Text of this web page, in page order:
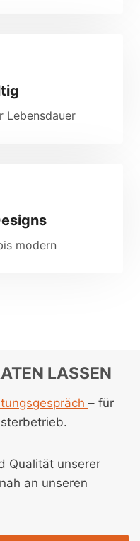
Lebensdauer
modern
LASSEN
– für
Qualität unserer
an unseren